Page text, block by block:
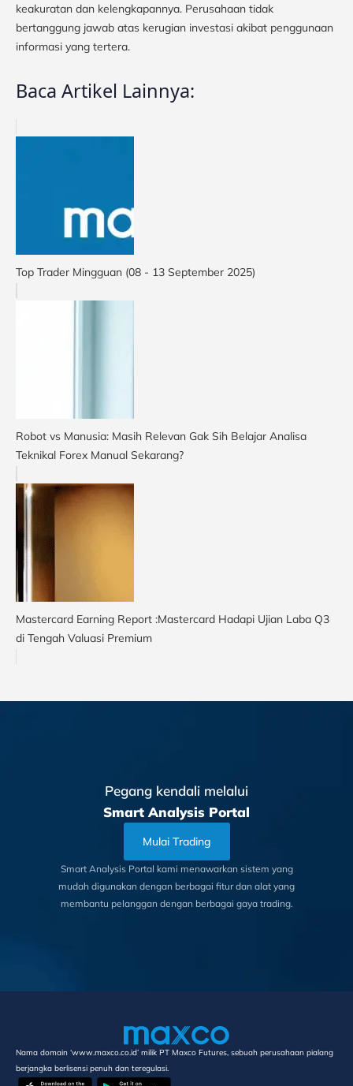
keakuratan dan kelengkapannya. Perusahaan tidak
bertanggung jawab atas kerugian investasi akibat penggunaan
informasi yang tertera.
Baca Artikel Lainnya:
Top Trader Mingguan (08 - 13 September 2025)
Robot vs Manusia: Masih Relevan Gak Sih Belajar Analisa
Teknikal Forex Manual Sekarang?
Mastercard Earning Report :Mastercard Hadapi Ujian Laba Q3
di Tengah Valuasi Premium
Pegang kendali melalui
Smart Analysis Portal
Mulai Trading
Smart Analysis Portal kami menawarkan sistem yang
mudah digunakan dengan berbagai fitur dan alat yang
membantu pelanggan dengan berbagai gaya trading.
Nama domain ‘www.maxco.co.id’ milik PT Maxco Futures, sebuah perusahaan pialang
berjangka berlisensi penuh dan teregulasi.